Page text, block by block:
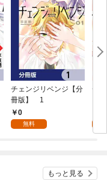
チェンジリベンジ【分
冊版】 1
0
無料
チ
もっと見る